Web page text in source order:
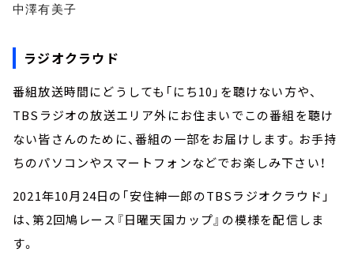
中澤有美子
ラジオクラウド
番組放送時間にどうしても「にち10」を聴けない方や、
TBSラジオの放送エリア外にお住まいでこの番組を聴け
ない皆さんのために、番組の一部をお届けします。お手持
ちのパソコンやスマートフォンなどでお楽しみ下さい！
2021年10月24日の「安住紳一郎のTBSラジオクラウド」
は、第2回鳩レース『日曜天国カップ』の模様を配信しま
す。